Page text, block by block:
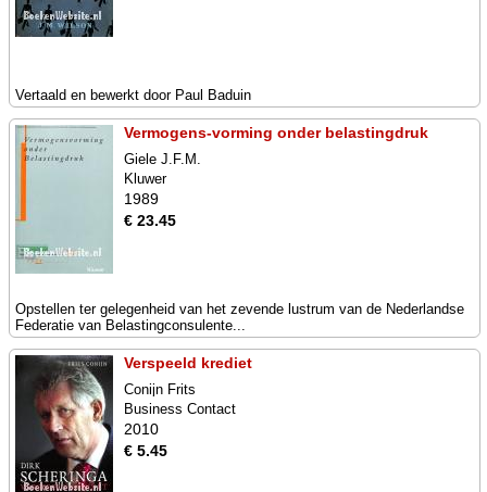
Vertaald en bewerkt door Paul Baduin
Vermogens-vorming onder belastingdruk
Giele J.F.M.
Kluwer
1989
€ 23.45
Opstellen ter gelegenheid van het zevende lustrum van de Nederlandse
Federatie van Belastingconsulente...
Verspeeld krediet
Conijn Frits
Business Contact
2010
€ 5.45